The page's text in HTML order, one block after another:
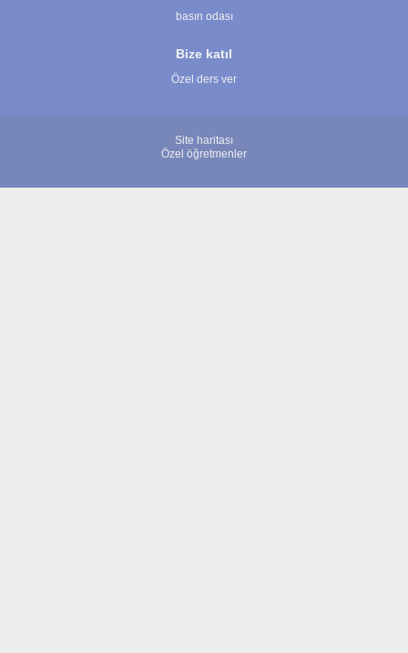
basın odası
Bize katıl
Özel ders ver
Site haritası
Özel öğretmenler